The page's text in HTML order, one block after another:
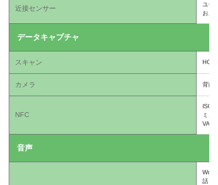
近接センサー
ユー
およ
データキャプチャ
スキャン
カメラ 背面
NFC
ISO
ミュ
VAS
音声
話（